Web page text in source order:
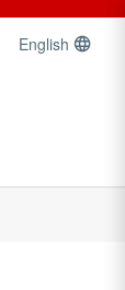
English